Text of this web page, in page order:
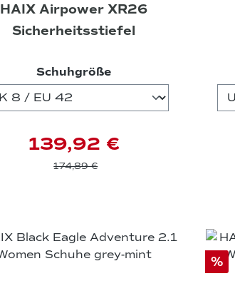
HAIX Airpower XR26
Sicherheitsstiefel
Schuhgrößeauswählen
139,92 €
174,89 €
%